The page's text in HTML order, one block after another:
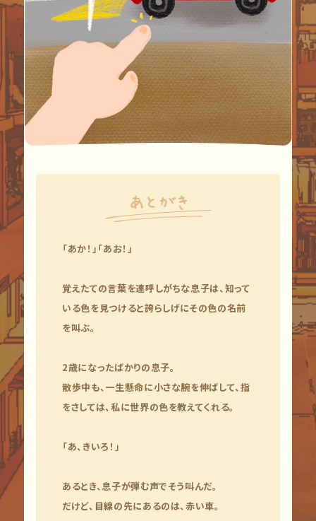
「あか！」「あお！」
覚えたての言葉を連呼しがちな息子は、知って
いる色を見つけると誇らしげにその色の名前
を叫ぶ。
2歳になったばかりの息子。
散歩中も、一生懸命に小さな腕を伸ばして、指
をさしては、私に世界の色を教えてくれる。
「あ、きいろ！」
あるとき、息子が弾む声でそう叫んだ。
だけど、目線の先にあるのは、赤い車。